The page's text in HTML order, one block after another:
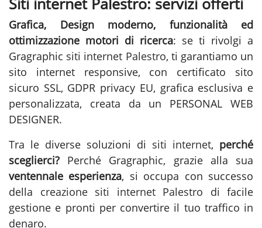
Grafica, Design moderno, funzionalità ed
ottimizzazione motori di ricerca: se ti rivolgi a
Gragraphic siti internet Palestro, ti garantiamo un
sito internet responsive, con certificato sito
sicuro SSL, GDPR privacy EU, grafica esclusiva e
personalizzata, creata da un PERSONAL WEB
DESIGNER.
Tra le diverse soluzioni di siti internet, perché
sceglierci? Perché Gragraphic, grazie alla sua
ventennale esperienza, si occupa con successo
della creazione siti internet Palestro di facile
gestione e pronti per convertire il tuo traffico in
denaro.